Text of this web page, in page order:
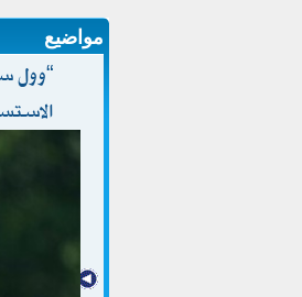
مواضيع
“وول